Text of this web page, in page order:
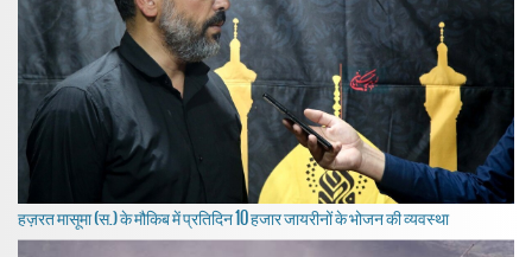
हज़रत मासूमा (स.) के मौकिब में प्रतिदिन 10 हजार जायरीनों के भोजन की व्यवस्था